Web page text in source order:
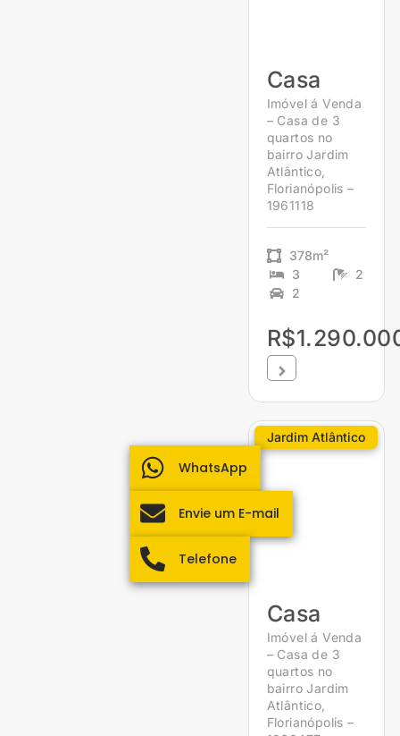
Casa
Imóvel á Venda
– Casa de 3
quartos no
bairro Jardim
Atlântico,
Florianópolis –
1961118
378m²
3
2
2
Jardim Atlântico
Casa
Imóvel á Venda
– Casa de 3
quartos no
bairro Jardim
Atlântico,
Florianópolis –
WhatsApp
Envie um E-mail
Telefone